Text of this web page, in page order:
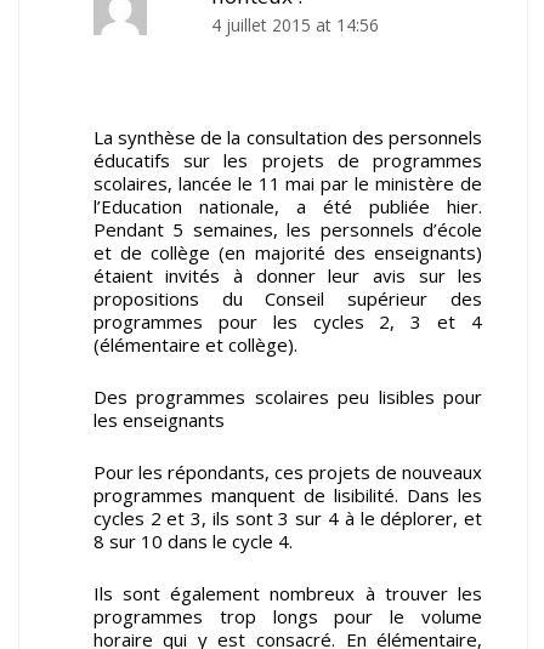
4 juillet 2015 at 14:56
La synthèse de la consultation des personnels
éducatifs sur les projets de programmes
scolaires, lancée le 11 mai par le ministère de
l’Education nationale, a été publiée hier.
Pendant 5 semaines, les personnels d’école
et de collège (en majorité des enseignants)
étaient invités à donner leur avis sur les
propositions du Conseil supérieur des
programmes pour les cycles 2, 3 et 4
(élémentaire et collège).
Des programmes scolaires peu lisibles pour
les enseignants
Pour les répondants, ces projets de nouveaux
programmes manquent de lisibilité. Dans les
cycles 2 et 3, ils sont 3 sur 4 à le déplorer, et
8 sur 10 dans le cycle 4.
Ils sont également nombreux à trouver les
programmes trop longs pour le volume
horaire qui y est consacré. En élémentaire,